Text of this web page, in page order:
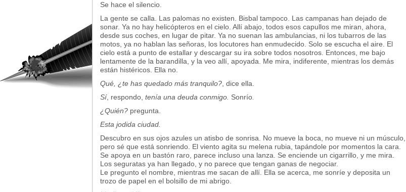
Se hace el silencio.
La gente se calla. Las palomas no existen. Bisbal tampoco. Las campanas han dejado de
sonar. Ya no hay helicópteros en el cielo. Allí abajo, todos esos capullos me miran, ahora,
desde sus coches, en lugar de pitar. Ya no suenan las ambulancias, ni los tubarros de las
motos, ya no hablan las señoras, los locutores han enmudecido. Solo se escucha el aire. El
cielo está a punto de estallar y descargar su ira sobre todos nosotros. Entonces, me bajo
lentamente de la barandilla, y la veo allí, apoyada. Me mira, indiferente, mientras los demás
están histéricos. Ella no.
Qué, ¿te has quedado más tranquilo? , dice ella.
Sí, respondo, tenía una deuda conmigo. Sonrío
¿Quién? pregunta.
Esta jodida ciudad.
Descubro en sus ojos azules un atisbo de sonrisa. No mueve la boca, no mueve ni un músculo,
pero sé que está sonriendo. El viento agita su melena rubia, tapándole por momentos la cara.
Se apoya en un bastón raro, parece incluso una lanza. Se enciende un cigarrillo, y me mira.
Los seguratas ya han llegado, y no parece que tengan ganas de negociar.
Le pregunto el nombre, mientras me sacan de allí. Ella se acerca, me sonríe y deposita un
trozo de papel en el bolsillo de mi abrigo.